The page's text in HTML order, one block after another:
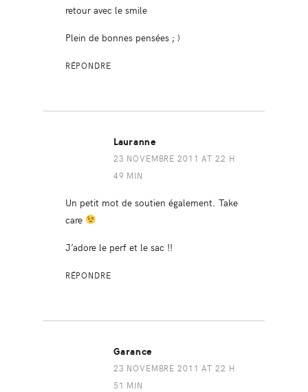
retour avec le smile
Plein de bonnes pensées ; )
RÉPONDRE
Lauranne
23 NOVEMBRE 2011 AT 22 H
49 MIN
Un petit mot de soutien également. Take
care
J’adore le perf et le sac !!
RÉPONDRE
Garance
23 NOVEMBRE 2011 AT 22 H
51 MIN